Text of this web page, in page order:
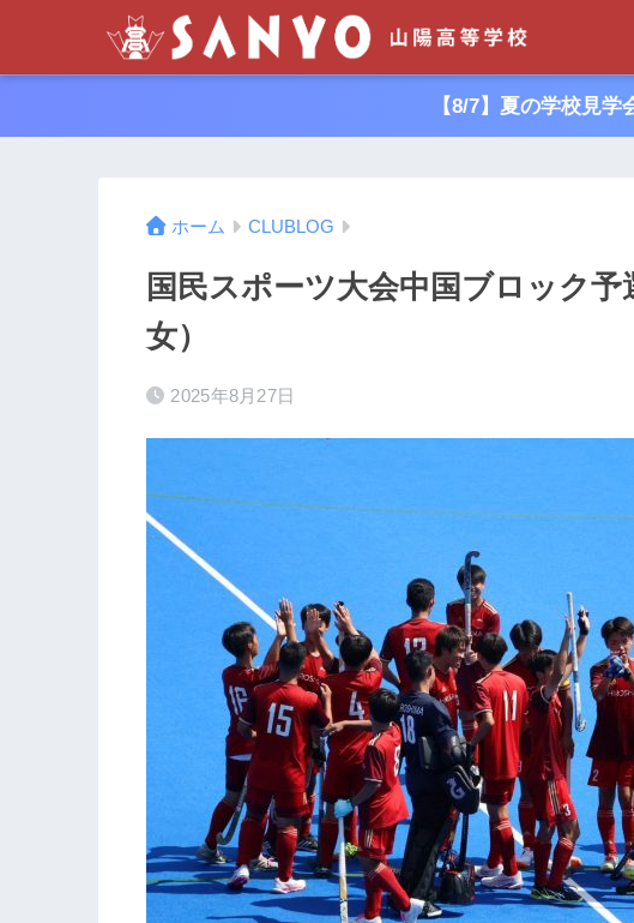
【8/7】夏の学校見
ホーム CLUBLOG
国民スポーツ大会中国ブロック
女）
2025年8月27日